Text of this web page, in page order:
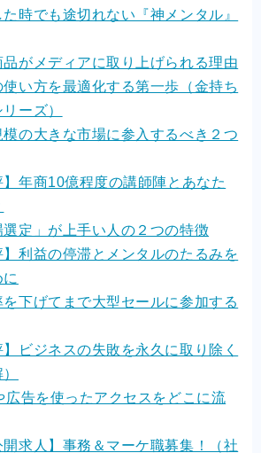
た時でも途切れない『神メンタル』
品がメディアに取り上げられる理由
使い方を最適化する第一歩（金持ち
ーズ）
模の大きな市場に参入するべき２つ
】年商10億程度の講師陣とあなた
選定」が上手い人の２つの特徴
】利益の停滞とメンタルのたるみを
に
を下げてまで大型セールに参加する
】ビジネスの失敗を永久に取り除く
広告を使ったアクセスをどこに流
開求人】事務＆マーケ職募集！（社